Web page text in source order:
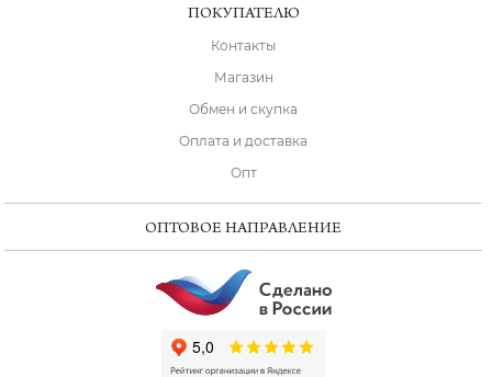
ПОКУПАТЕЛЮ
Контакты
Магазин
Обмен и скупка
Оплата и доставка
Опт
ОПТОВОЕ НАПРАВЛЕНИЕ